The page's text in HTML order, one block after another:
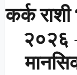
कर्क
२०२६